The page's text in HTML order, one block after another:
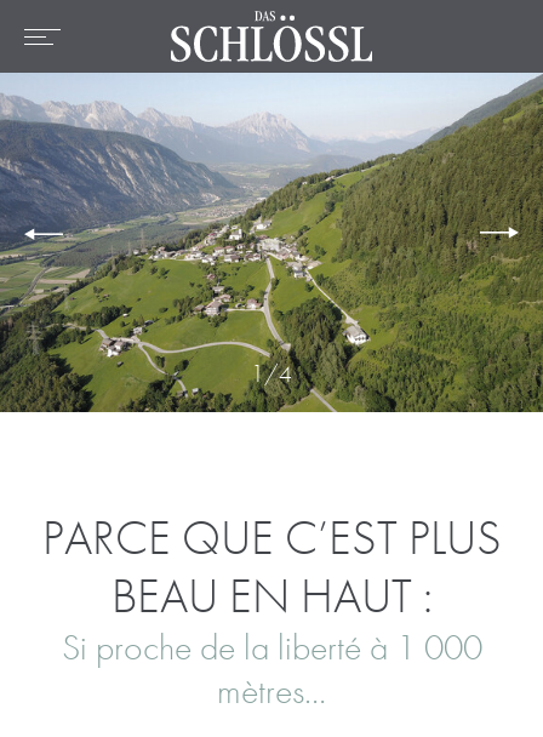
DE EN FR
Home
L'hotel
Chambres et prix
Offres
Emplacement
Bien-être
Culinaire
Activités
1/4
PARCE QUE C’EST PLUS
BEAU EN HAUT :
Si proche de la liberté à 1 000
mètres…